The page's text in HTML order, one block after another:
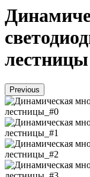
лестницы
Previous